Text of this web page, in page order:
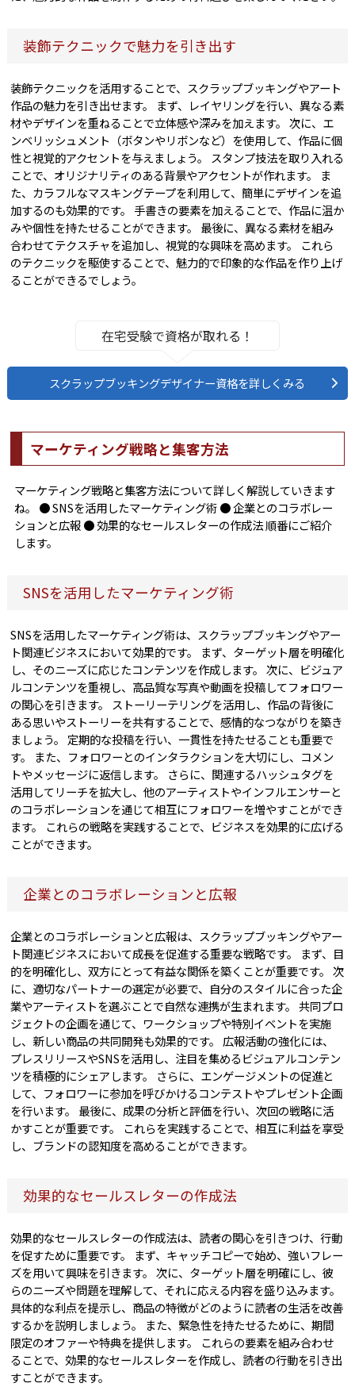
装飾テクニックで魅力を引き出す
装飾テクニックを活用することで、スクラップブッキングやアート
作品の魅力を引き出せます。 まず、レイヤリングを行い、異なる素
材やデザインを重ねることで立体感や深みを加えます。 次に、エ
ンベリッシュメント（ボタンやリボンなど）を使用して、作品に個
性と視覚的アクセントを与えましょう。 スタンプ技法を取り入れる
ことで、オリジナリティのある背景やアクセントが作れます。 ま
た、カラフルなマスキングテープを利用して、簡単にデザインを追
加するのも効果的です。 手書きの要素を加えることで、作品に温か
みや個性を持たせることができます。 最後に、異なる素材を組み
合わせてテクスチャを追加し、視覚的な興味を高めます。 これら
のテクニックを駆使することで、魅力的で印象的な作品を作り上げ
ることができるでしょう。
在宅受験で資格が取れる！
スクラップブッキングデザイナー資格を詳しくみる
マーケティング戦略と集客方法
マーケティング戦略と集客方法について詳しく解説していきます
ね。 ● SNSを活用したマーケティング術 ● 企業とのコラボレー
ションと広報 ● 効果的なセールスレターの作成法 順番にご紹介
します。
SNSを活用したマーケティング術
SNSを活用したマーケティング術は、スクラップブッキングやアー
ト関連ビジネスにおいて効果的です。 まず、ターゲット層を明確化
し、そのニーズに応じたコンテンツを作成します。 次に、ビジュア
ルコンテンツを重視し、高品質な写真や動画を投稿してフォロワー
の関心を引きます。 ストーリーテリングを活用し、作品の背後に
ある思いやストーリーを共有することで、感情的なつながりを築き
ましょう。 定期的な投稿を行い、一貫性を持たせることも重要で
す。 また、フォロワーとのインタラクションを大切にし、コメン
トやメッセージに返信します。 さらに、関連するハッシュタグを
活用してリーチを拡大し、他のアーティストやインフルエンサーと
のコラボレーションを通じて相互にフォロワーを増やすことができ
ます。 これらの戦略を実践することで、ビジネスを効果的に広げる
ことができます。
企業とのコラボレーションと広報
企業とのコラボレーションと広報は、スクラップブッキングやアー
ト関連ビジネスにおいて成長を促進する重要な戦略です。 まず、目
的を明確化し、双方にとって有益な関係を築くことが重要です。 次
に、適切なパートナーの選定が必要で、自分のスタイルに合った企
業やアーティストを選ぶことで自然な連携が生まれます。 共同プロ
ジェクトの企画を通じて、ワークショップや特別イベントを実施
し、新しい商品の共同開発も効果的です。 広報活動の強化には、
プレスリリースやSNSを活用し、注目を集めるビジュアルコンテン
ツを積極的にシェアします。 さらに、エンゲージメントの促進と
して、フォロワーに参加を呼びかけるコンテストやプレゼント企画
を行います。 最後に、成果の分析と評価を行い、次回の戦略に活
かすことが重要です。 これらを実践することで、相互に利益を享受
し、ブランドの認知度を高めることができます。
効果的なセールスレターの作成法
効果的なセールスレターの作成法は、読者の関心を引きつけ、行動
を促すために重要です。 まず、キャッチコピーで始め、強いフレー
ズを用いて興味を引きます。 次に、ターゲット層を明確にし、彼
らのニーズや問題を理解して、それに応える内容を盛り込みます。
具体的な利点を提示し、商品の特徴がどのように読者の生活を改善
するかを説明しましょう。 また、緊急性を持たせるために、期間
限定のオファーや特典を提供します。 これらの要素を組み合わせ
ることで、効果的なセールスレターを作成し、読者の行動を引き出
すことができます。